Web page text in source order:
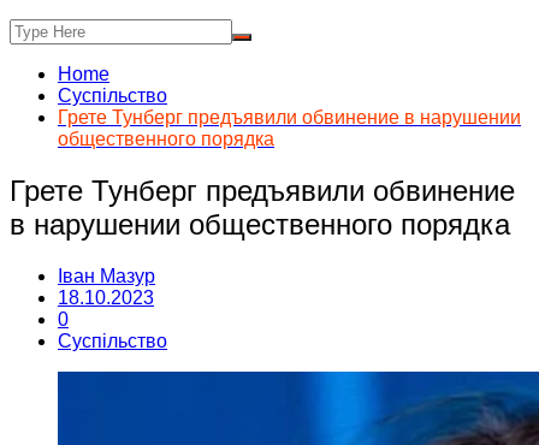
Home
Суспільство
Грете Тунберг предъявили обвинение в нарушении
общественного порядка
Грете Тунберг предъявили обвинение
в нарушении общественного порядка
Іван Мазур
18.10.2023
0
Суспільство